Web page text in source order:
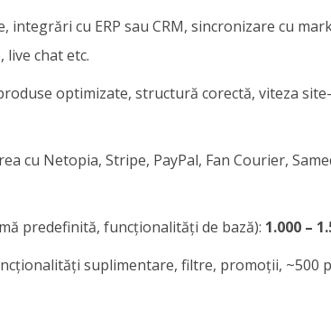
integrări cu ERP sau CRM, sincronizare cu
chat etc.
optimizate, structură corectă, viteza
cu Netopia, Stripe, PayPal, Fan Courier,
predefinită, funcționalități de bază): 1.000 –
suplimentare, filtre, promoții, ~500